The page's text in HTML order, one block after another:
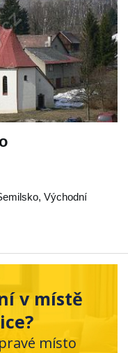
, Východní
v místě
místo